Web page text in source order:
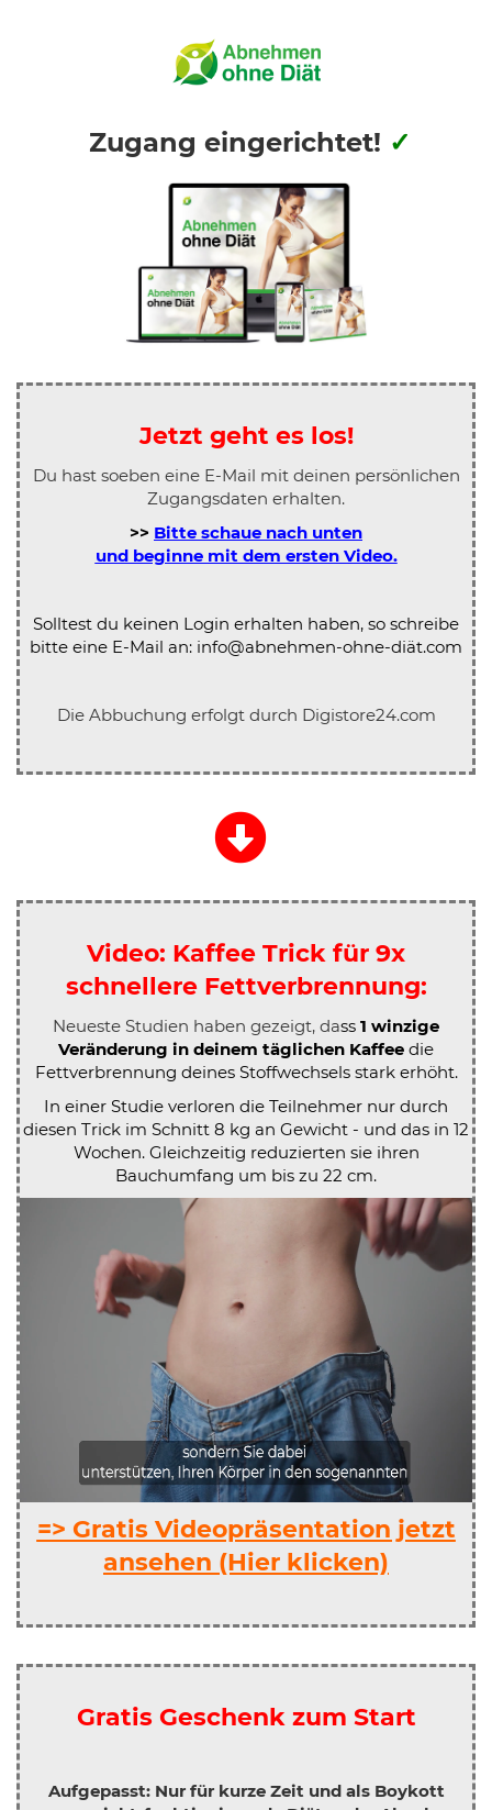
Zugang eingerichtet! ✓
Jetzt geht es los!
Du hast soeben eine E-Mail mit deinen persönlichen
Zugangsdaten erhalten.
>> Bitte schaue nach unten
und beginne mit dem ersten Video.
Solltest du keinen Login erhalten haben, so schreibe
bitte eine E-Mail an: info@abnehmen-ohne-diät.com
Die Abbuchung erfolgt durch Digistore24.com
Video: Kaffee Trick für 9x
schnellere Fettverbrennung:
Neueste Studien haben gezeigt, dass 1 winzige
Veränderung in deinem täglichen Kaffee die
Fettverbrennung deines Stoffwechsels stark erhöht.
In einer Studie verloren die Teilnehmer nur durch
diesen Trick im Schnitt 8 kg an Gewicht - und das in 12
Wochen. Gleichzeitig reduzierten sie ihren
Bauchumfang um bis zu 22 cm.
=> Gratis Videopräsentation jetzt
ansehen (Hier klicken)
Gratis Geschenk zum Start
Aufgepasst: Nur für kurze Zeit und als Boykott